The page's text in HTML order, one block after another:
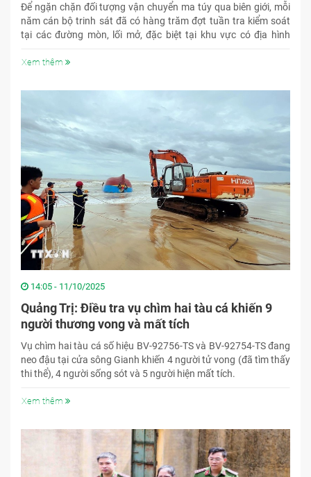
Để ngặn chặn đối tượng vận chuyển ma túy qua biên giới, mỗi
năm cán bộ trinh sát đã có hàng trăm đợt tuần tra kiểm soát
tại các đường mòn, lối mở, đặc biệt tại khu vực có địa hình
Xem thêm
14:05 - 11/10/2025
Quảng Trị: Điều tra vụ chìm hai tàu cá khiến 9
người thương vong và mất tích
Vụ chìm hai tàu cá số hiệu BV-92756-TS và BV-92754-TS đang
neo đậu tại cửa sông Gianh khiến 4 người tử vong (đã tìm thấy
thi thể), 4 người sống sót và 5 người hiện mất tích.
Xem thêm